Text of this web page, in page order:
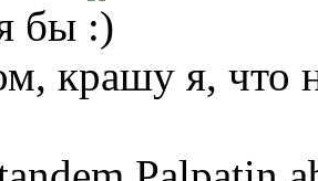
бы
крашу я, что